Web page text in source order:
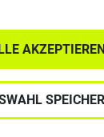
Datenschutz
Impressum